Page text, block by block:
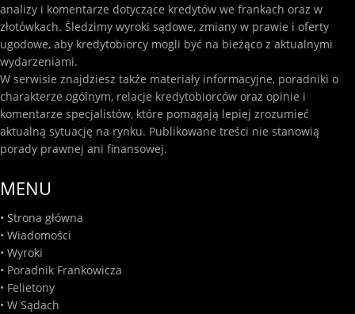
analizy i komentarze dotyczące kredytów we frankach oraz w
złotówkach. Śledzimy wyroki sądowe, zmiany w prawie i oferty
ugodowe, aby kredytobiorcy mogli być na bieżąco z aktualnymi
wydarzeniami.
W serwisie znajdziesz także materiały informacyjne, poradniki o
charakterze ogólnym, relacje kredytobiorców oraz opinie i
komentarze specjalistów, które pomagają lepiej zrozumieć
aktualną sytuację na rynku. Publikowane treści nie stanowią
porady prawnej ani finansowej.
MENU
• Strona główna
• Wiadomości
• Wyroki
• Poradnik Frankowicza
• Felietony
• W Sądach